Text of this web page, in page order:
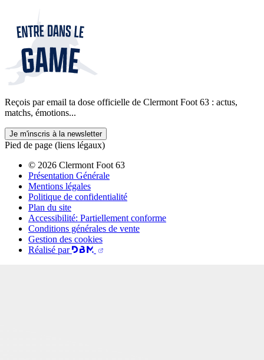
Reçois par email ta dose officielle de Clermont Foot 63 : actus,
matchs, émotions...
Je m'inscris à la newsletter
Pied de page (liens légaux)
© 2026 Clermont Foot 63
Présentation Générale
Mentions légales
Politique de confidentialité
Plan du site
Accessibilité: Partiellement conforme
Conditions générales de vente
Gestion des cookies
Réalisé par